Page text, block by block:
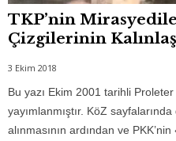
TKP’nin
Çizgilerinin
3 Ekim 2018
Bu yazı Ekim 2001 tarihli
yayımlanmıştır. KöZ
alınmasının ardından ve